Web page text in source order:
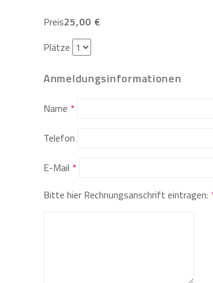
Preis25,00 €
Plätze
Anmeldungsinformationen
Name
Telefon
E-Mail
Bitte hier Rechnungsanschrift eintragen: